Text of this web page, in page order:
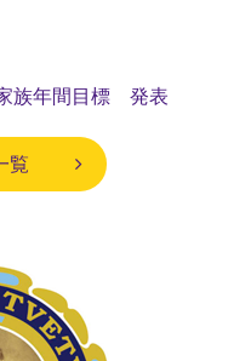
族年間目標 発表
覧